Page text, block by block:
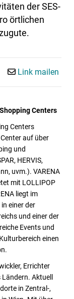
der SES-
örtlichen
Link mailen
Centers
Centers
auf über
und
HERVIS,
uvm.). VARENA
mit LOLLIPOP
liegt im
einer der
und einer der
Events und
einen
Errichter
Aktuell
in Zentral-,